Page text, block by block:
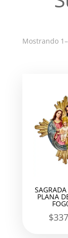
Mostrando
PLANA
$